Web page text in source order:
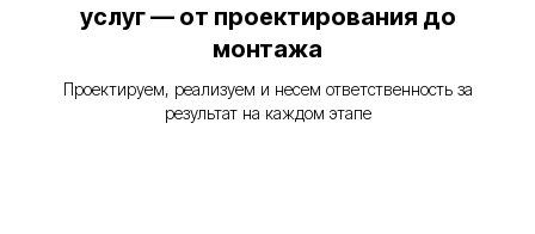
услуг — от проектирования до
монтажа
Проектируем, реализуем и несем ответственность за
результат на каждом этапе
Листать ниже и смотреть все услуги
Наши услуги